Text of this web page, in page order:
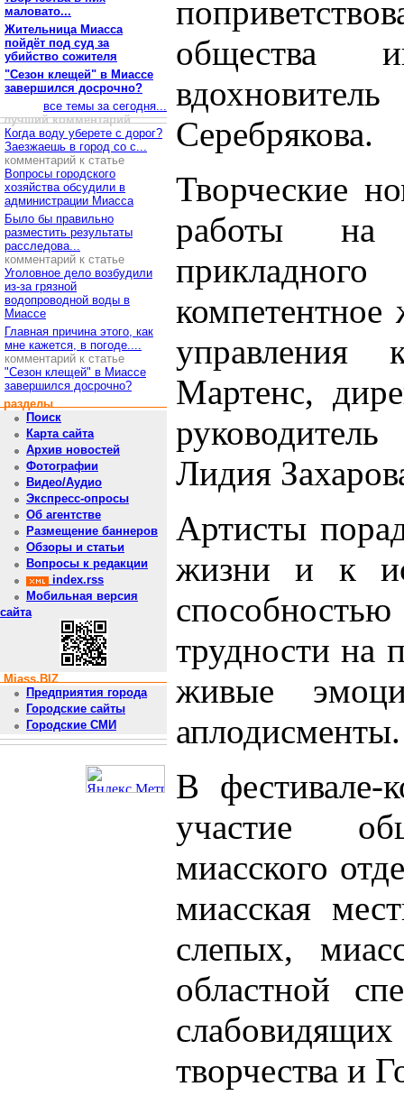
маловато...
Жительница Миасса
пойдёт под суд за
убийство сожителя
"Сезон клещей" в Миассе
завершился досрочно?
все темы за сегодня...
лучший комментарий
Когда воду уберете с дорог?
Заезжаешь в город со с...
комментарий к статье
Вопросы городского
хозяйства обсудили в
администрации Миасса
Было бы правильно
разместить результаты
расследова...
комментарий к статье
Уголовное дело возбудили
из-за грязной
водопроводной воды в
Миассе
Главная причина этого, как
мне кажется, в погоде....
комментарий к статье
"Сезон клещей" в Миассе
завершился досрочно?
разделы
Поиск
Карта сайта
Архив новостей
Фотографии
Видео/Аудио
Экспресс-опросы
Об агентстве
Размещение баннеров
Обзоры и статьи
Вопросы к редакции
index.rss
Мобильная версия
сайта
Miass.BIZ
Предприятия города
Городские сайты
Городские СМИ
общества
Серебрякова.
Творческие
работы на
управления
Мартенс,
Лидия
Артисты
жизни и к
трудности на
живые
аплодисменты.
В фестивале-
участие
миасского
миасская
слепых,
областной
творчества и